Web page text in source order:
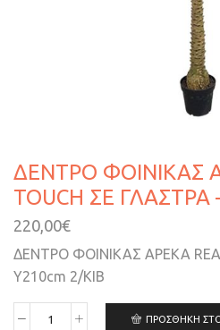
ΔΕΝΤΡΟ ΦΟΙΝΙΚΑΣ
TOUCH ΣΕ ΓΛΑΣΤΡΑ
220,00€
ΔΕΝΤΡΟ ΦΟΙΝΙΚΑΣ ΑΡΕΚΑ
Υ210cm 2/ΚΙΒ
ΠΡΟΣΘΉΚΗ